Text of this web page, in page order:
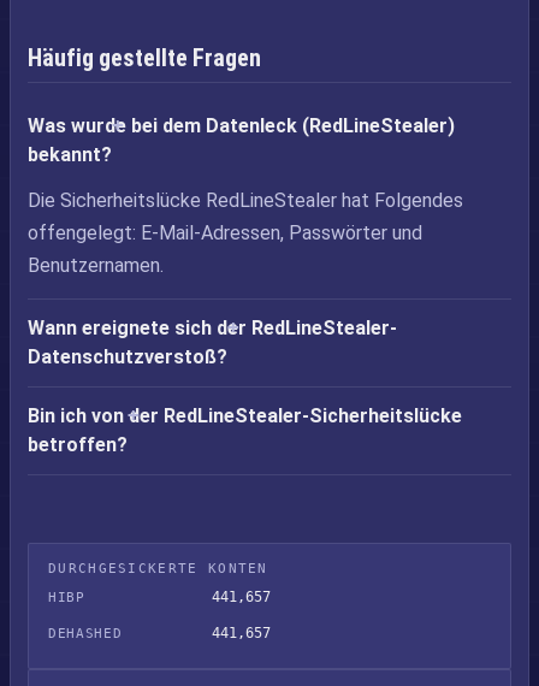
Häufig gestellte Fragen
Was wurde bei dem Datenleck (RedLineStealer)
bekannt?
Die Sicherheitslücke RedLineStealer hat Folgendes
offengelegt: E-Mail-Adressen, Passwörter und
Benutzernamen.
Wann ereignete sich der RedLineStealer-
Datenschutzverstoß?
Bin ich von der RedLineStealer-Sicherheitslücke
betroffen?
DURCHGESICKERTE KONTEN
HIBP
441,657
DEHASHED 441,657